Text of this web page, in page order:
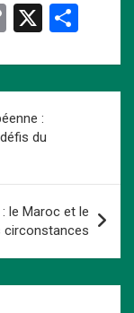
C
py
Li
n
X
ta
:
du
le Maroc et le
circonstances